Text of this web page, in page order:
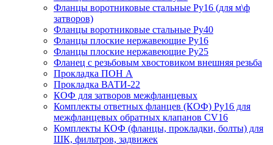
Фланцы воротниковые стальные Ру16 (для м\ф
затворов)
Фланцы воротниковые стальные Ру40
Фланцы плоские нержавеющие Ру16
Фланцы плоские нержавеющие Ру25
Фланец с резьбовым хвостовиком внешняя резьба
Прокладка ПОН А
Прокладка ВАТИ-22
КОФ для затворов межфланцевых
Комплекты ответных фланцев (КОФ) Ру16 для
межфланцевых обратных клапанов CV16
Комплекты КОФ (фланцы, прокладки, болты) для
ШК, фильтров, задвижек